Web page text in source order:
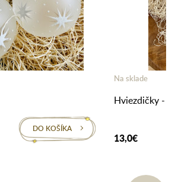
DO KOŠÍKA
Na sklade
Hviezdičky -
13,0€